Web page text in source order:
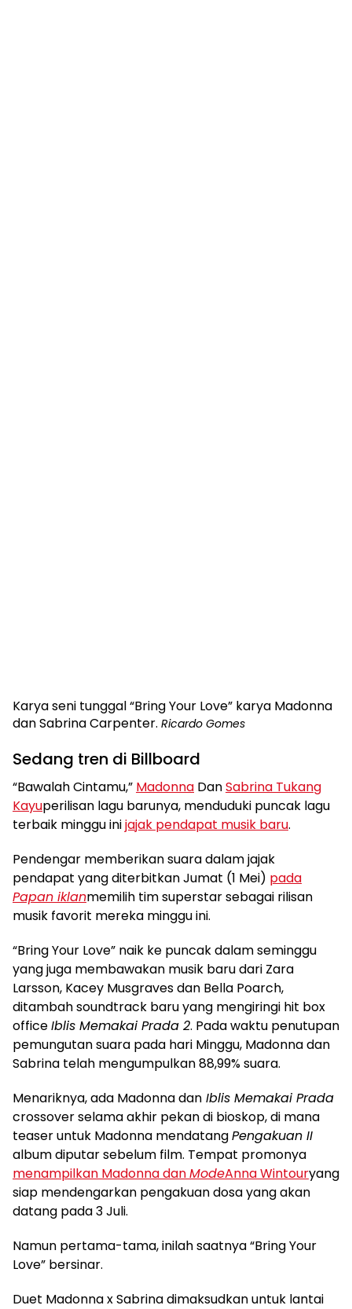
Karya seni tunggal “Bring Your Love” karya Madonna
dan Sabrina Carpenter. Ricardo Gomes
Sedang tren di Billboard
“Bawalah Cintamu,” Madonna DanSabrina Tukang
Kayuperilisan lagu barunya, menduduki puncak lagu
terbaik minggu inijajak pendapat musik baru.
Pendengar memberikan suara dalam jajak
pendapat yang diterbitkan Jumat (1 Mei) pada
Papan iklanmemilih tim superstar sebagai rilisan
musik favorit mereka minggu ini.
“Bring Your Love” naik ke puncak dalam seminggu
yang juga membawakan musik baru dari Zara
Larsson, Kacey Musgraves dan Bella Poarch,
ditambah soundtrack baru yang mengiringi hit box
officeIblis Memakai Prada 2. Pada waktu penutupan
pemungutan suara pada hari Minggu, Madonna dan
Sabrina telah mengumpulkan 88,99% suara.
Menariknya, ada Madonna dan Iblis Memakai Prada
crossover selama akhir pekan di bioskop, di mana
teaser untuk Madonna mendatangPengakuan II
album diputar sebelum film. Tempat promonya
menampilkan Madonna danModeAnna Wintouryang
siap mendengarkan pengakuan dosa yang akan
datang pada 3 Juli.
Namun pertama-tama, inilah saatnya “Bring Your
Love” bersinar.
Duet Madonna x Sabrina dimaksudkan untuk lantai